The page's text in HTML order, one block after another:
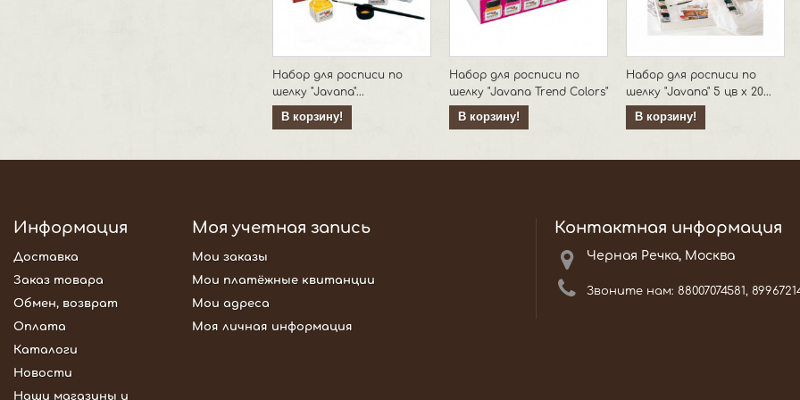
Набор для росписи по
шелку "Javana"...
В корзину!
Набор для росписи по
шелку "Javana Trend Colors"
В корзину!
Набор для росписи по
шелку "Javana" 5 цв х 20...
В корзину!
Информация
Доставка
Заказ товара
Обмен, возврат
Оплата
Каталоги
Новости
Наши магазины и
Моя учетная запись
Мои заказы
Мои платёжные квитанции
Мои адреса
Моя личная информация
Контактная информация
Черная Речка, Москва
Звоните нам: 88007074581,